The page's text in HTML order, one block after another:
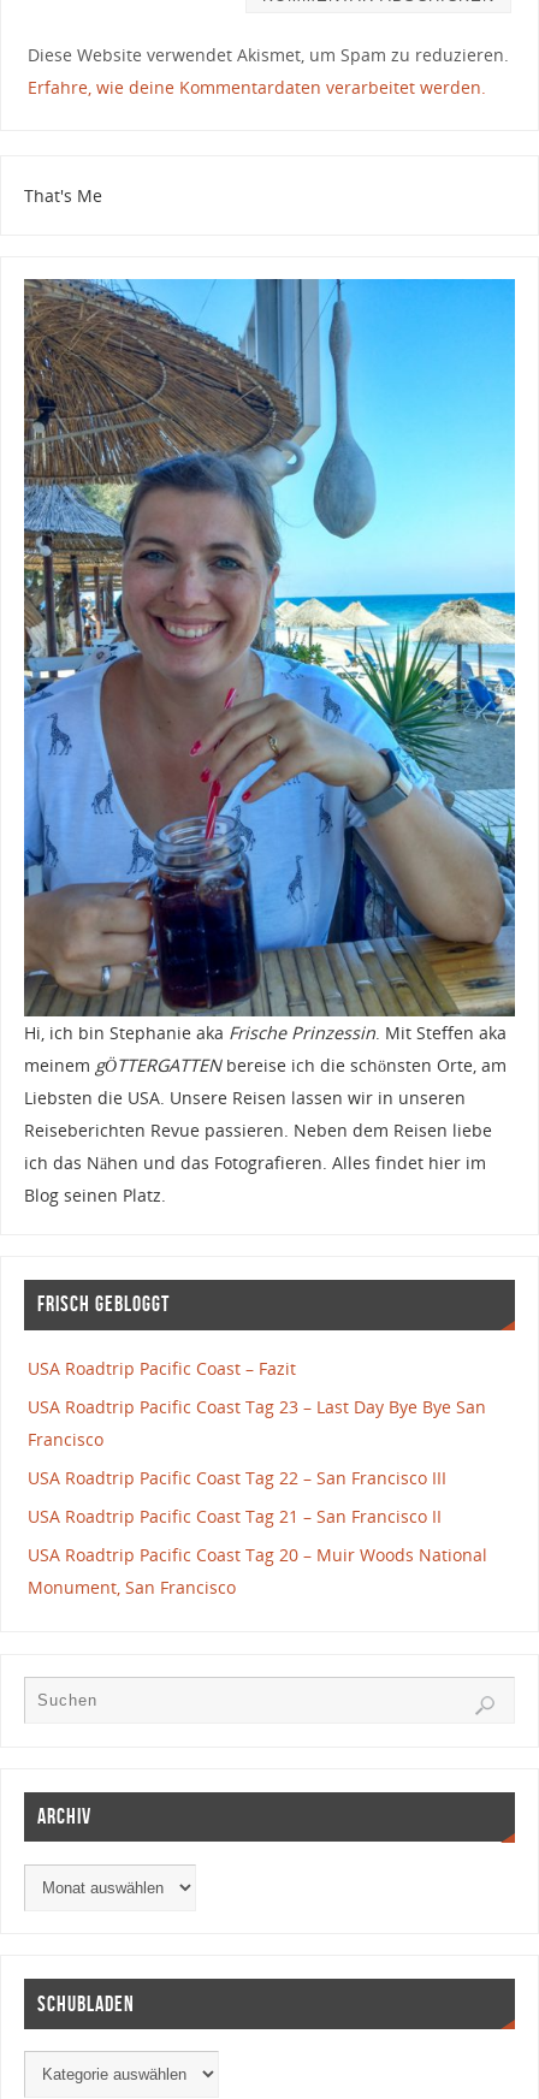
Diese Website verwendet Akismet, um Spam zu reduzieren.
Erfahre, wie deine Kommentardaten verarbeitet werden.
That's Me
Hi, ich bin Stephanie aka Frische Prinzessin. Mit Steffen aka
meinem gÖTTERGATTENbereise ich die schönsten Orte, am
Liebsten die USA. Unsere Reisen lassen wir in unseren
Reiseberichten Revue passieren. Neben dem Reisen liebe
ich das Nähen und das Fotografieren. Alles findet hier im
Blog seinen Platz.
Frisch gebloggt
USA Roadtrip Pacific Coast – Fazit
USA Roadtrip Pacific Coast Tag 23 – Last Day Bye Bye San
Francisco
USA Roadtrip Pacific Coast Tag 22 – San Francisco III
USA Roadtrip Pacific Coast Tag 21 – San Francisco II
USA Roadtrip Pacific Coast Tag 20 – Muir Woods National
Monument, San Francisco
Archiv
Schubladen